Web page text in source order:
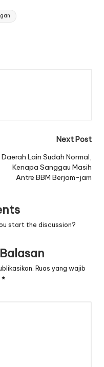
Next Post
Daerah Lain Sudah Normal,
Kenapa Sanggau Masih
Antre BBM Berjam-jam
start the discussion?
Ruas yang wajib
*